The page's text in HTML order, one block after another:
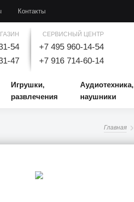
Контакты
54
47
СЕРВИСНЫЙ ЦЕНТР
+7 495 960-14-54
+7 916 714-60-14
Игрушки,
развлечения
Аудиотехника,
наушники
Главная